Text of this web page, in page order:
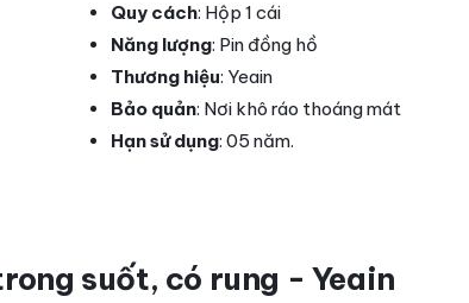
Quy cách: Hộp 1 cái
Năng lượng: Pin đồng hồ
Thương hiệu: Yeain
Bảo quản: Nơi khô ráo thoáng mát
Hạn sử dụng: 05 năm.
suốt, có rung - Yeain